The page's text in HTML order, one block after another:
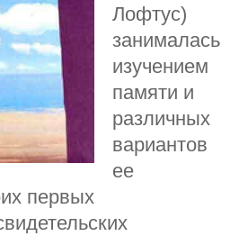
Лофтус)
занималась
изучением
памяти и
различных
вариантов
ее
первых